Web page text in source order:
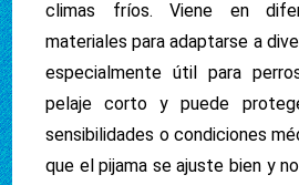
climas fríos. Viene en
materiales para adaptarse a
especialmente útil para
pelaje corto y puede
sensibilidades o condiciones
que el pijama se ajuste bien y